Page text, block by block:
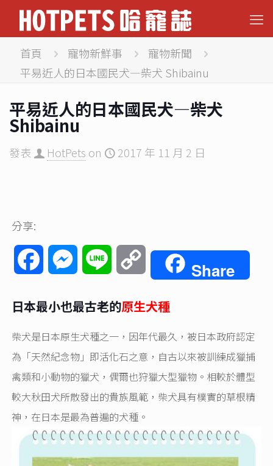
首頁 寵物新鮮事
寵物新聞
平易近人的日本國民犬—柴犬 Shibainu
平易近人的日本國民犬—柴犬
Shibainu
發表 HotPets on 2017 年 11 月 2 日
分享:
FacebookMessenger
Line
Copy
Share
日本最小也最古老的原生犬種
柴犬是日本原生犬種之一，因年代最久，被日本政府認定
為「天然紀念物」即活化石之意，自古以來被訓練成獵捕
禽類和小動物的獵犬，偶爾也狩獵大型獵物。相較於體型
較大秋田犬所散發出的貴族風範，柴犬具有樸實的草根精
神，在日本是最為普遍的犬種。